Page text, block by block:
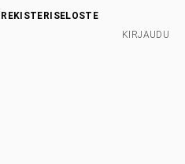
KIRJAUDU